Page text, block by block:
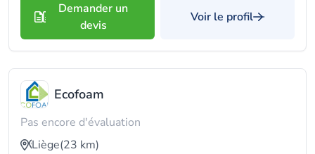
Demander un
devis
Voir le profil
Ecofoam
Pas encore d'évaluation
Liège(23 km)